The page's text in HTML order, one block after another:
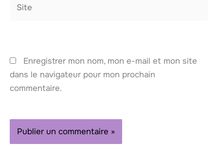
Enregistrer mon nom, mon e-mail et mon site
dans le navigateur pour mon prochain
commentaire.